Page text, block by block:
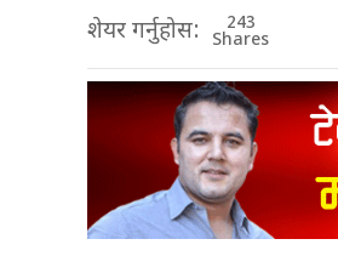
शेयर गर्नुहोस: 243
Shares